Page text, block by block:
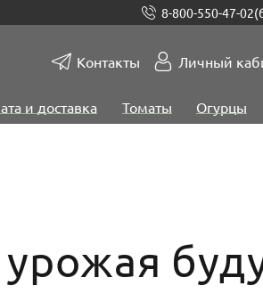
8-800-550-47-02
Контакты Личный
и доставка Томаты Огурцы